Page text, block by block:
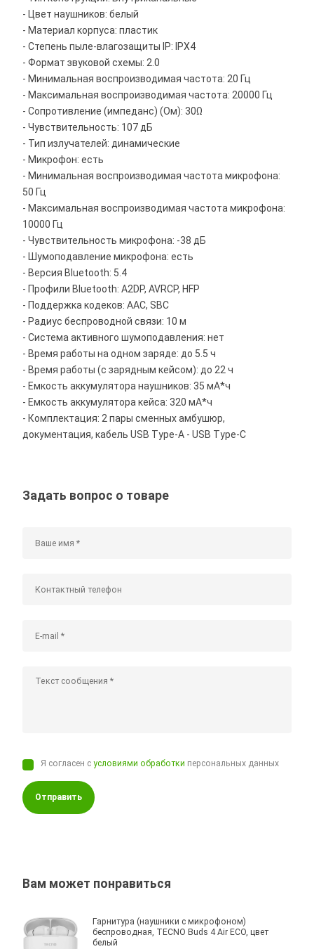
- Цвет наушников: белый
- Материал корпуса: пластик
- Степень пыле-влагозащиты IP: IPX4
- Формат звуковой схемы: 2.0
- Минимальная воспроизводимая частота: 20 Гц
- Максимальная воспроизводимая частота: 20000 Гц
- Сопротивление (импеданс) (Ом): 30Ω
- Чувствительность: 107 дБ
- Тип излучателей: динамические
- Микрофон: есть
- Минимальная воспроизводимая частота микрофона:
50 Гц
- Максимальная воспроизводимая частота микрофона:
10000 Гц
- Чувствительность микрофона: -38 дБ
- Шумоподавление микрофона: есть
- Версия Bluetooth: 5.4
- Профили Bluetooth: A2DP, AVRCP, HFP
- Поддержка кодеков: AAC, SBC
- Радиус беспроводной связи: 10 м
- Система активного шумоподавления: нет
- Время работы на одном заряде: до 5.5 ч
- Время работы (с зарядным кейсом): до 22 ч
- Емкость аккумулятора наушников: 35 мА*ч
- Емкость аккумулятора кейса: 320 мА*ч
- Комплектация: 2 пары сменных амбушюр,
документация, кабель USB Type-A - USB Type-C
Задать вопрос о товаре
Я согласен сусловиями обработки персональных данных
Отправить
Вам может понравиться
Гарнитура (наушники с микрофоном)
беспроводная, TECNO Buds 4 Air ECO, цвет
белый